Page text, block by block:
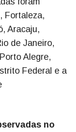
Fortaleza,
Aracaju,
de Janeiro,
Alegre,
Federal e a
no